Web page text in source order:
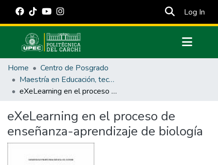
Log In
Communities & Collections
All of DSpace
Statistics
Estadísticas Externas
Manuales
Home
Centro de Posgrado
Maestría en Educación, tecnología e innovación.
eXeLearning en el proceso de enseñanza-aprendizaje de biología
eXeLearning en el proceso de
enseñanza-aprendizaje de biología